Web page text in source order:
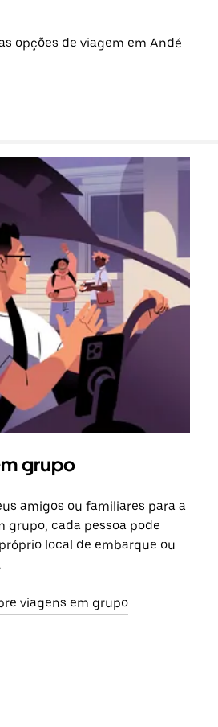
opções de viagem em Andé
grupo
amigos ou familiares para a
grupo, cada pessoa pode
local de embarque ou
viagens em grupo